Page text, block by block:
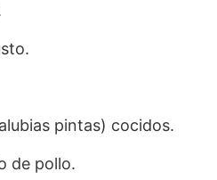
pintas) cocidos.
de pollo.